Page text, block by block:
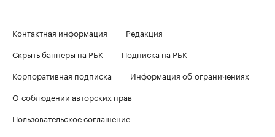
Контактная информация
Редакция
Скрыть баннеры на РБК
Подписка на РБК
Корпоративная подписка
Информация об ограничениях
О соблюдении авторских прав
Пользовательское соглашение